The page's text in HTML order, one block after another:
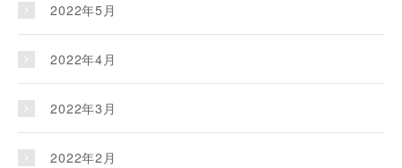
2022年5月
2022年4月
2022年3月
2022年2月